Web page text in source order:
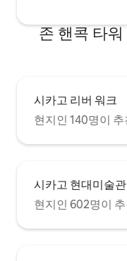
존 핸콕 타
시카고 리버 워크
현지인 140명이
시카고 현대미술관
현지인 602명이